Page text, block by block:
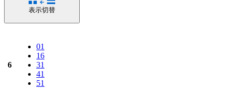
表示切替
6
01
16
31
41
51